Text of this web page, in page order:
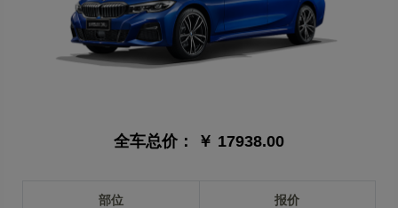
全车总价： ￥ 17938.00
部位 报价